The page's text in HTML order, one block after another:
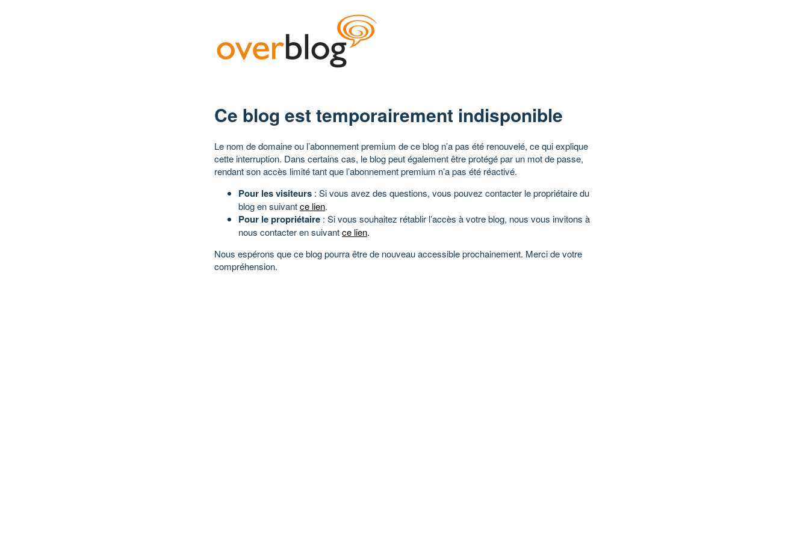
Ce blog est temporairement indisponible
Le nom de domaine ou l’abonnement premium de ce blog n’a pas été renouvelé, ce qui explique
cette interruption. Dans certains cas, le blog peut également être protégé par un mot de passe,
rendant son accès limité tant que l’abonnement premium n’a pas été réactivé.
Pour les visiteurs : Si vous avez des questions, vous pouvez contacter le propriétaire du
blog en suivantce lien.
Pour le propriétaire : Si vous souhaitez rétablir l’accès à votre blog, nous vous invitons à
nous contacter en suivantce lien.
Nous espérons que ce blog pourra être de nouveau accessible prochainement. Merci de votre
compréhension.